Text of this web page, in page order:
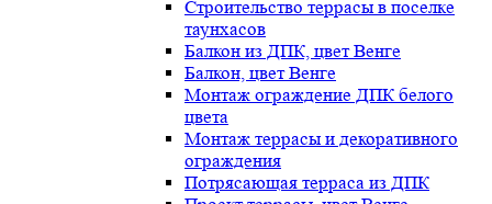
Строительство террасы в поселке
таунхасов
Балкон из ДПК, цвет Венге
Балкон, цвет Венге
Монтаж ограждение ДПК белого
цвета
Монтаж террасы и декоративного
ограждения
Потрясающая терраса из ДПК